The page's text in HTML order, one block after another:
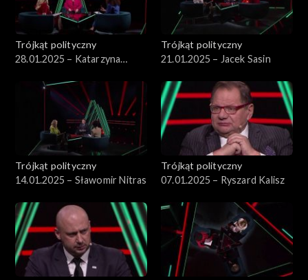
Trójkąt polityczny
28.01.2025 – Katarzyna
Trójkąt polityczny
21.01.2025 – Jacek Sasin
Trójkąt polityczny
14.01.2025 – Sławomir Nitras
Trójkąt polityczny
07.01.2025 – Ryszard Kalisz